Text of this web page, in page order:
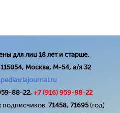
для лиц 18 лет и старше.
115054, Москва, М-54, а/я 32.
88-22, +7 (916) 959-88-22
подписчиков: 71458, 71695(год)